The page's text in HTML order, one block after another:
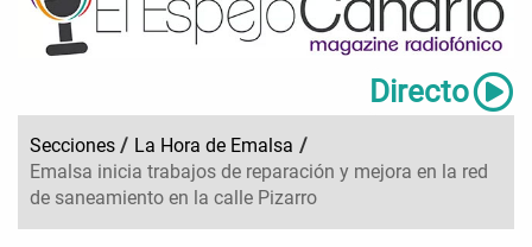
Directo
Secciones / La Hora de Emalsa /
Emalsa inicia trabajos de reparación y mejora en la red
de saneamiento en la calle Pizarro